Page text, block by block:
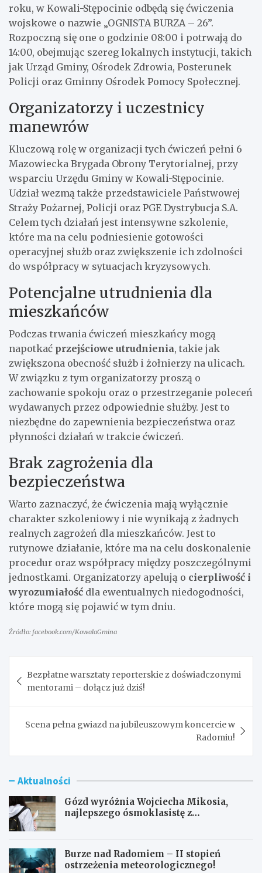
roku, w Kowali-Stępocinie odbędą się ćwiczenia
wojskowe o nazwie „OGNISTA BURZA – 26”.
Rozpoczną się one o godzinie 08:00 i potrwają do
14:00, obejmując szereg lokalnych instytucji, takich
jak Urząd Gminy, Ośrodek Zdrowia, Posterunek
Policji oraz Gminny Ośrodek Pomocy Społecznej.
Organizatorzy i uczestnicy
manewrów
Kluczową rolę w organizacji tych ćwiczeń pełni 6
Mazowiecka Brygada Obrony Terytorialnej, przy
wsparciu Urzędu Gminy w Kowali-Stępocinie.
Udział wezmą także przedstawiciele Państwowej
Straży Pożarnej, Policji oraz PGE Dystrybucja S.A.
Celem tych działań jest intensywne szkolenie,
które ma na celu podniesienie gotowości
operacyjnej służb oraz zwiększenie ich zdolności
do współpracy w sytuacjach kryzysowych.
Potencjalne utrudnienia dla
mieszkańców
Podczas trwania ćwiczeń mieszkańcy mogą
napotkać przejściowe utrudnienia, takie jak
zwiększona obecność służb i żołnierzy na ulicach.
W związku z tym organizatorzy proszą o
zachowanie spokoju oraz o przestrzeganie poleceń
wydawanych przez odpowiednie służby. Jest to
niezbędne do zapewnienia bezpieczeństwa oraz
płynności działań w trakcie ćwiczeń.
Brak zagrożenia dla
bezpieczeństwa
Warto zaznaczyć, że ćwiczenia mają wyłącznie
charakter szkoleniowy i nie wynikają z żadnych
realnych zagrożeń dla mieszkańców. Jest to
rutynowe działanie, które ma na celu doskonalenie
procedur oraz współpracy między poszczególnymi
jednostkami. Organizatorzy apelują o cierpliwość i
wyrozumiałość dla ewentualnych niedogodności,
które mogą się pojawić w tym dniu.
Źródło: facebook.com/KowalaGmina
wpisu
Bezpłatne warsztaty reporterskie z doświadczonymi
mentorami – dołącz już dziś!
Scena pełna gwiazd na jubileuszowym koncercie w
Radomiu!
Aktualności
Gózd wyróżnia Wojciecha Mikosia,
najlepszego ósmoklasistę z
Burze nad Radomiem – II stopień
ostrzeżenia meteorologicznego!